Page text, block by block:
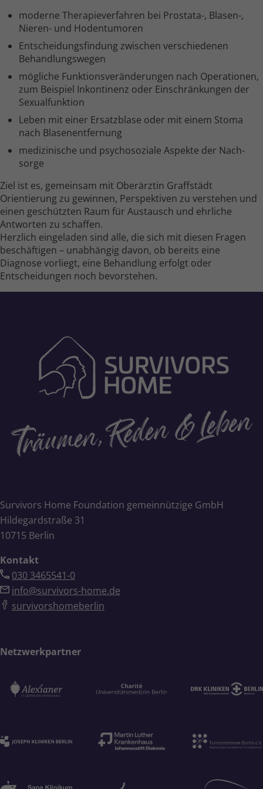
moderne Therapie­verfahren bei Prostata-, Blasen-,
Nieren- und Hoden­tumoren
Entscheidungs­findung zwischen verschiedenen
Behandlungs­wegen
mögliche Funktions­veränderungen nach Operationen,
zum Beispiel Inkontinenz oder Ein­schränkungen der
Sexual­funktion
Leben mit einer Ersatz­blase oder mit einem Stoma
nach Blasen­entfernung
medizinische und psycho­soziale Aspekte der Nach­
sorge
Ziel ist es, gemeinsam mit Oberärztin Graffstädt
Orientierung zu gewinnen, Perspektiven zu verstehen und
einen geschützten Raum für Austausch und ehrliche
Antworten zu schaffen.
Herzlich eingeladen sind alle, die sich mit diesen Fragen
beschäftigen – unabhängig davon, ob bereits eine
Diagnose vorliegt, eine Behandlung erfolgt oder
Entscheidungen noch bevorstehen.
Survivors Home Foundation gemeinnützige GmbH
Hildegardstraße 31
10715 Berlin
Kontakt
030 3465541-0
info@survivors-home.de
survivorshomeberlin
Netzwerkpartner